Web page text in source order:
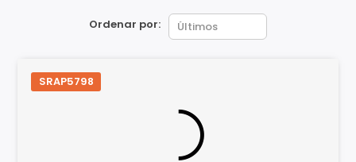
Ordenar por:
SRAP5798